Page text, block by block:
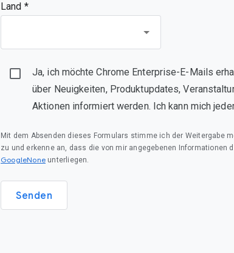
Land *
Ja, ich möchte Chrome Enterprise-E-Mails
über Neuigkeiten, Produktupdates,
Aktionen informiert werden. Ich kann mich
Mit dem Absenden dieses Formulars stimme ich der Weitergabe
zu und erkenne an, dass die von mir angegebenen Informationen
GoogleNone unterliegen.
Senden